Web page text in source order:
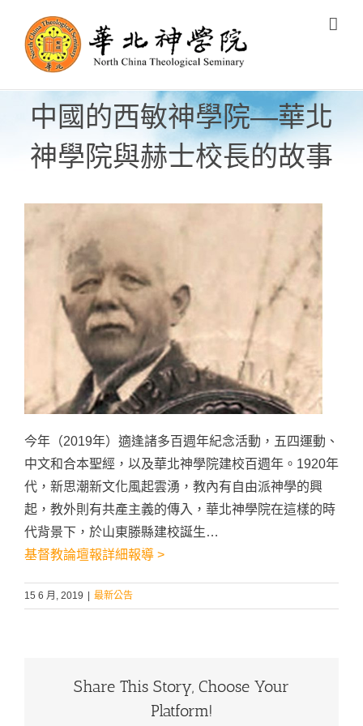
content
中國的西敏神學院—華北
神學院與赫士校長的故事
今年（2019年）適逢諸多百週年紀念活動，五四運動、
中文和合本聖經，以及華北神學院建校百週年。1920年
代，新思潮新文化風起雲湧，教內有自由派神學的興
起，教外則有共產主義的傳入，華北神學院在這樣的時
代背景下，於山東滕縣建校誕生…
基督教論壇報詳細報導 >
15 6 月, 2019 最新公告
Share This Story, Choose Your
Platform!